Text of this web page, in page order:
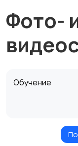
Фото-
Обучение
Красота и